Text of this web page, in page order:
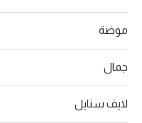
موضة
جمال
لايف ستايل